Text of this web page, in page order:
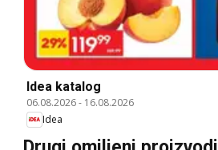
Idea katalog
06.08.2026- 16.08.2026
Idea